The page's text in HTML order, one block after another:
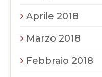
Aprile 2018
Marzo 2018
Febbraio 2018